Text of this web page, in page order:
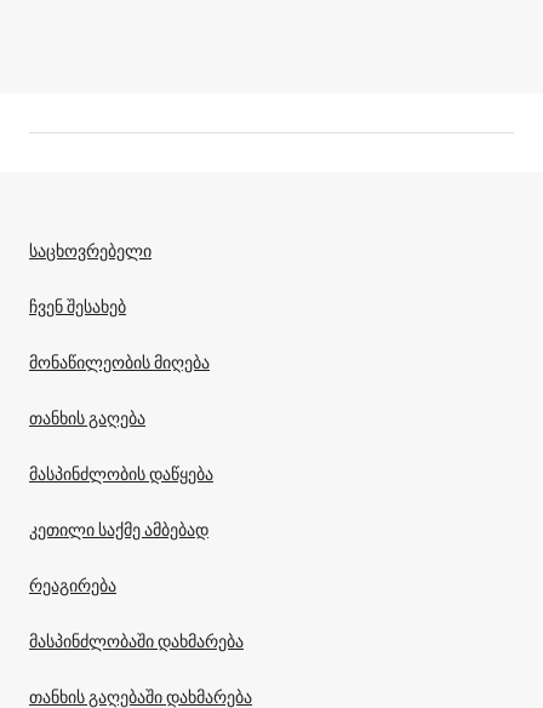
საცხოვრებელი
ჩვენ შესახებ
მონაწილეობის მიღება
თანხის გაღება
მასპინძლობის დაწყება
კეთილი საქმე ამბებად
რეაგირება
მასპინძლობაში დახმარება
თანხის გაღებაში დახმარება